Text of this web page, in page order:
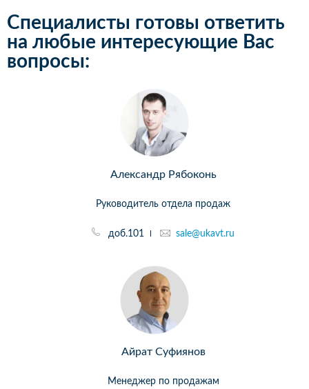
Специалисты готовы ответить
на любые интересующие Вас
вопросы:
Александр Рябоконь
Руководитель отдела продаж
доб.101 sale@ukavt.ru
Айрат Суфиянов
Менеджер по продажам